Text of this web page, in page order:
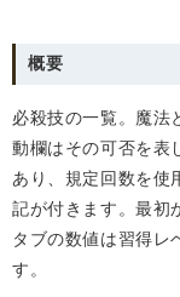
概要
必殺技の一覧。魔法
動欄はその可否を表
あり、規定回数を使
記が付きます。最初
タブの数値は習得レ
す。